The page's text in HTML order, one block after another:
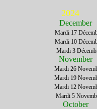
2024
December
Mardi 17
Mardi 10
Mardi 3
November
Mardi 26
Mardi 19
Mardi 12
Mardi 5
October